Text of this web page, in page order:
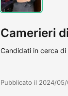
Camerieri
Candidati in cerca di
Pubblicato il 2024/05/